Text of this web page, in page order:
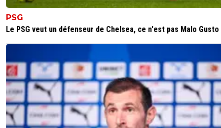
PSG
Le PSG veut un défenseur de Chelsea, ce n'est pas Malo Gusto